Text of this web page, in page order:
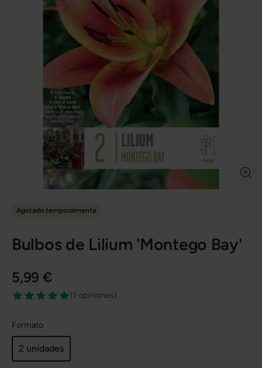
Agotado temporalmente
Bulbos de Lilium 'Montego Bay'
5,99 €
(1 opiniones)
Formato
2 unidades